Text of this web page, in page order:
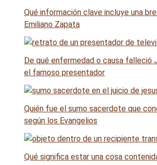
Qué información clave incluye una
Emiliano Zapata
De qué enfermedad o causa falleció
el famoso presentador
Quién fue el sumo sacerdote que
según los Evangelios
Qué significa estar una cosa